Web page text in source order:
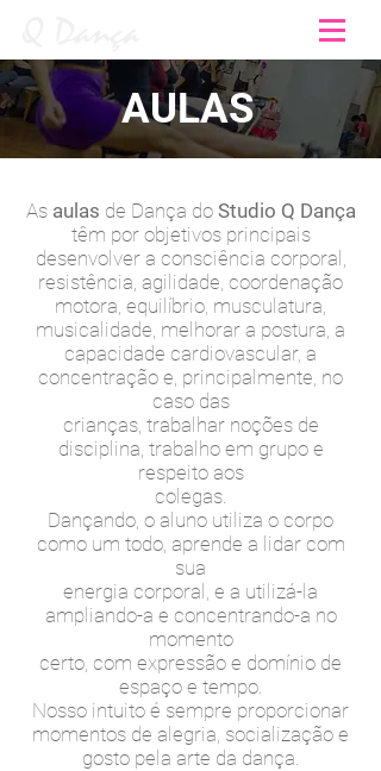
AULAS
As aulas de Dança do Studio Q Dança
têm por objetivos principais
desenvolver a consciência corporal,
resistência, agilidade, coordenação
motora, equilíbrio, musculatura,
musicalidade, melhorar a postura, a
capacidade cardiovascular, a
concentração e, principalmente, no
caso das
crianças, trabalhar noções de
disciplina, trabalho em grupo e
respeito aos
colegas.
Dançando, o aluno utiliza o corpo
como um todo, aprende a lidar com
sua
energia corporal, e a utilizá-la
ampliando-a e concentrando-a no
momento
certo, com expressão e domínio de
espaço e tempo.
Nosso intuito é sempre proporcionar
momentos de alegria, socialização e
gosto pela arte da dança.